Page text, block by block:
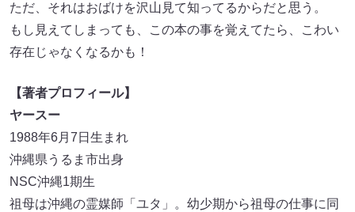
ただ、それはおばけを沢山見て知ってるからだと思う。
もし見えてしまっても、この本の事を覚えてたら、こわい
存在じゃなくなるかも！
【著者プロフィール】
ヤースー
1988年6月7日生まれ
沖縄県うるま市出身
NSC沖縄1期生
祖母は沖縄の霊媒師「ユタ」。幼少期から祖母の仕事に同